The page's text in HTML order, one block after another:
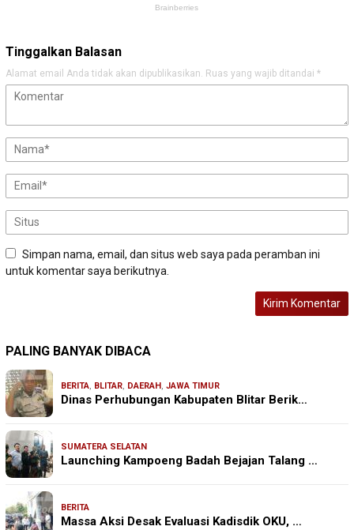
Tinggalkan Balasan
Alamat email Anda tidak akan dipublikasikan. Ruas yang wajib ditandai *
Simpan nama, email, dan situs web saya pada peramban ini
untuk komentar saya berikutnya.
PALING BANYAK DIBACA
BERITA, BLITAR, DAERAH , JAWA TIMUR
Dinas Perhubungan Kabupaten Blitar Berik…
SUMATERA SELATAN
Launching Kampoeng Badah Bejajan Talang …
BERITA
Massa Aksi Desak Evaluasi Kadisdik OKU, …